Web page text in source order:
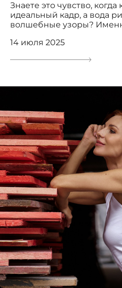
Знаете это чувство,
идеальный кадр, а вода
волшебные узоры?
14 июля 2025